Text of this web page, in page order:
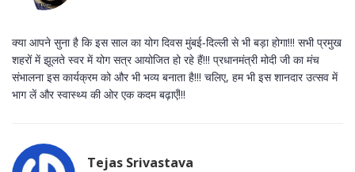
क्या आपने सुना है कि इस साल का योग दिवस मुंबई‑दिल्ली से भी बड़ा होगा!!! सभी प्रमुख
शहरों में झूलते स्वर में योग सत्र आयोजित हो रहे हैं!!! प्रधानमंत्री मोदी जी का मंच
संभालना इस कार्यक्रम को और भी भव्य बनाता है!!! चलिए, हम भी इस शानदार उत्सव में
भाग लें और स्वास्थ्य की ओर एक कदम बढ़ाएँ!!!
Tejas Srivastava